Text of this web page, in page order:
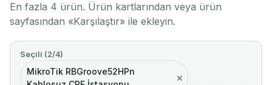
En fazla 4 ürün. Ürün kartlarından veya ürün
sayfasından «Karşılaştır» ile ekleyin.
Seçili (2/4)
MikroTik RBGroove52HPn
×